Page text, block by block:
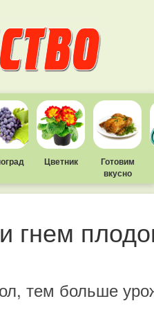
Цветник
Готовим
вкусно
гнем
тем больше